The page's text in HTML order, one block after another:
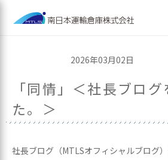
2026年03月02日
「同情」＜社長ブロ
た。＞
社長ブログ（MTLSオフィシャルブログ）